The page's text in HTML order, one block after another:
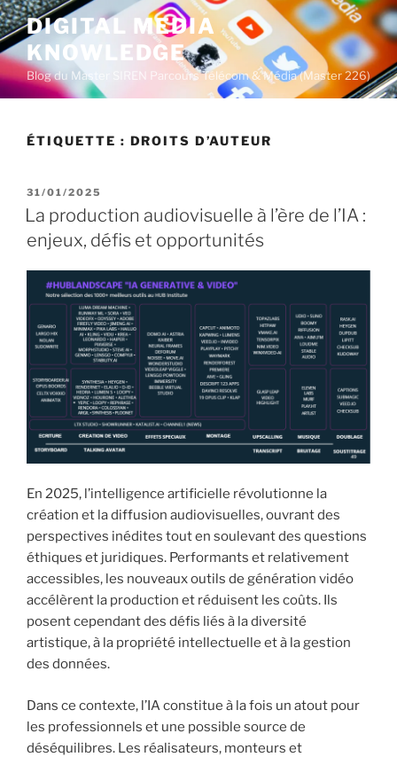
A
l
l
e
r
DIGITAL MEDIA
KNOWLEDGE
Blog du Master SIREN Parcours Télécom & Média (Master 226)
ÉTIQUETTE : DROITS D’AUTEUR
P
U
B
L
É
E
31/01/2025
La production audiovisuelle à l’ère de l’IA :
enjeux, défis et opportunités
En 2025, l’intelligence artificielle révolutionne la
création et la diffusion audiovisuelles, ouvrant des
perspectives inédites tout en soulevant des questions
éthiques et juridiques. Performants et relativement
accessibles, les nouveaux outils de génération vidéo
accélèrent la production et réduisent les coûts. Ils
posent cependant des défis liés à la diversité
artistique, à la propriété intellectuelle et à la gestion
des données.
Dans ce contexte, l’IA constitue à la fois un atout pour
les professionnels et une possible source de
déséquilibres. Les réalisateurs, monteurs et